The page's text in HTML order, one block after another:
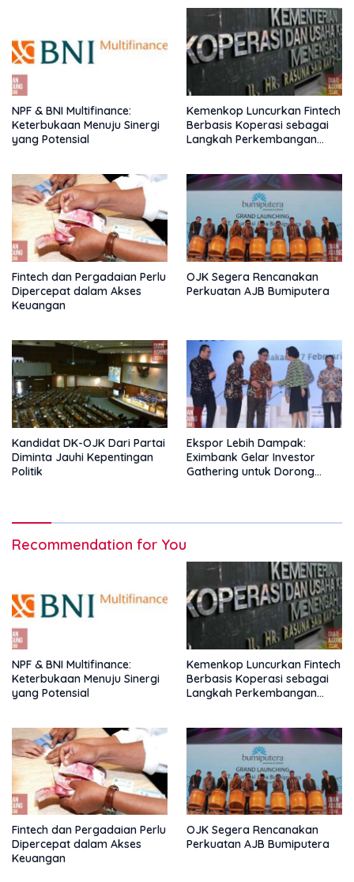
NPF & BNI Multifinance:
Keterbukaan Menuju Sinergi
yang Potensial
Kemenkop Luncurkan Fintech
Berbasis Koperasi sebagai
Langkah Perkembangan
Fintech dan Pergadaian Perlu
Dipercepat dalam Akses
Keuangan
OJK Segera Rencanakan
Perkuatan AJB Bumiputera
Kandidat DK-OJK Dari Partai
Diminta Jauhi Kepentingan
Politik
Ekspor Lebih Dampak:
Eximbank Gelar Investor
Gathering untuk Dorong
Recommendation for You
NPF & BNI Multifinance:
Keterbukaan Menuju Sinergi
yang Potensial
Kemenkop Luncurkan Fintech
Berbasis Koperasi sebagai
Langkah Perkembangan
Fintech dan Pergadaian Perlu
Dipercepat dalam Akses
Keuangan
OJK Segera Rencanakan
Perkuatan AJB Bumiputera